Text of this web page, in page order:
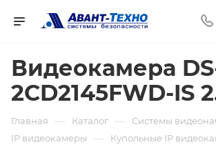
Видеокамера
2CD2145FWD-IS
Главная — Каталог — Системы
IP видеокамеры — Купольные IP